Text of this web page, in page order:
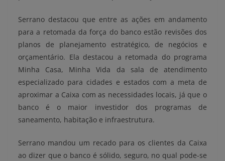
Serrano destacou que entre as ações em andamento
para a retomada da força do banco estão revisões dos
planos de planejamento estratégico, de negócios e
orçamentário. Ela destacou a retomada do programa
Minha Casa, Minha Vida da sala de atendimento
especializado para cidades e estados com a meta de
aproximar a Caixa com as necessidades locais, já que o
banco é o maior investidor dos programas de
saneamento, habitação e infraestrutura.
Serrano mandou um recado para os clientes da Caixa
ao dizer que o banco é sólido, seguro, no qual pode-se